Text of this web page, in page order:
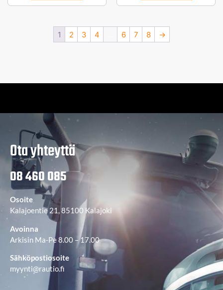
1 2 3 4 6 7 8 →
Ota yhteyttä
08 460 085
Osoite
Kalajoentie 21, 85100 Kalajoki
Avoinna
Arkisin Ma-Pe 8.00 – 17.00
Sähköpostiosoite
myynti@rautio.fi